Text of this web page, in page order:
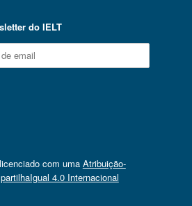
do IELT
com uma Atribuição-
4.0 Internacional